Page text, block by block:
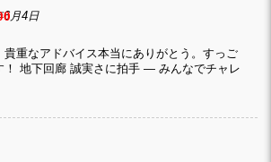
6月4日
重なアドバイス本当にありがとう。すっご
！ 地下回廊 誠実さに拍手 — みんなでチャレ